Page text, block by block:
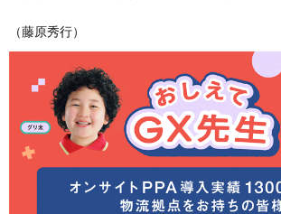
（藤原秀行）